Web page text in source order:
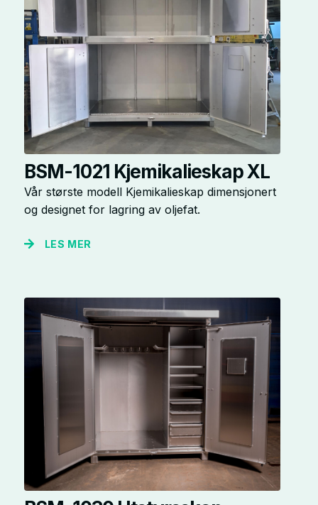
BSM-1021 Kjemikalieskap XL
Vår største modell Kjemikalieskap dimensjonert
og designet for lagring av oljefat.
LES MER